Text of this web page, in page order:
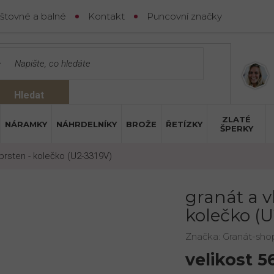
a balné Kontakt Puncovní značky
Hledat
NÁRAMKY NÁHRDELNÍKY BROŽE ŘETÍZKY
ZLATÉ
ŠPERKY
- kolečko (U2-3319V)
granát a
kolečko
Značka: Granát-
velikost